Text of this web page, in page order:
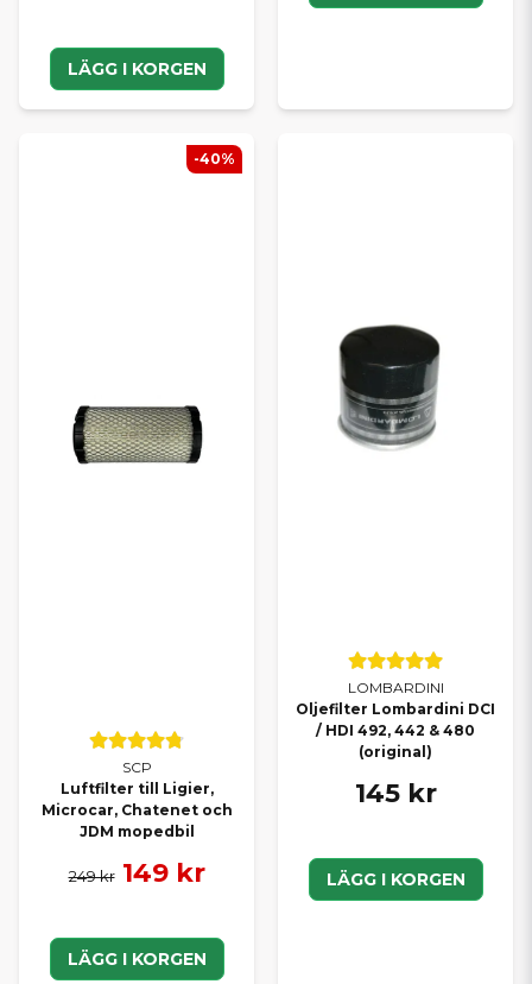
LÄGG I KORGEN
SCP
Luftfilter till Ligier,
Microcar, Chatenet och
JDM mopedbil
249 kr 149 kr
LÄGG I KORGEN
-40%
LOMBARDINI
Oljefilter Lombardini DCI
/ HDI 492, 442 & 480
(original)
145 kr
LÄGG I KORGEN